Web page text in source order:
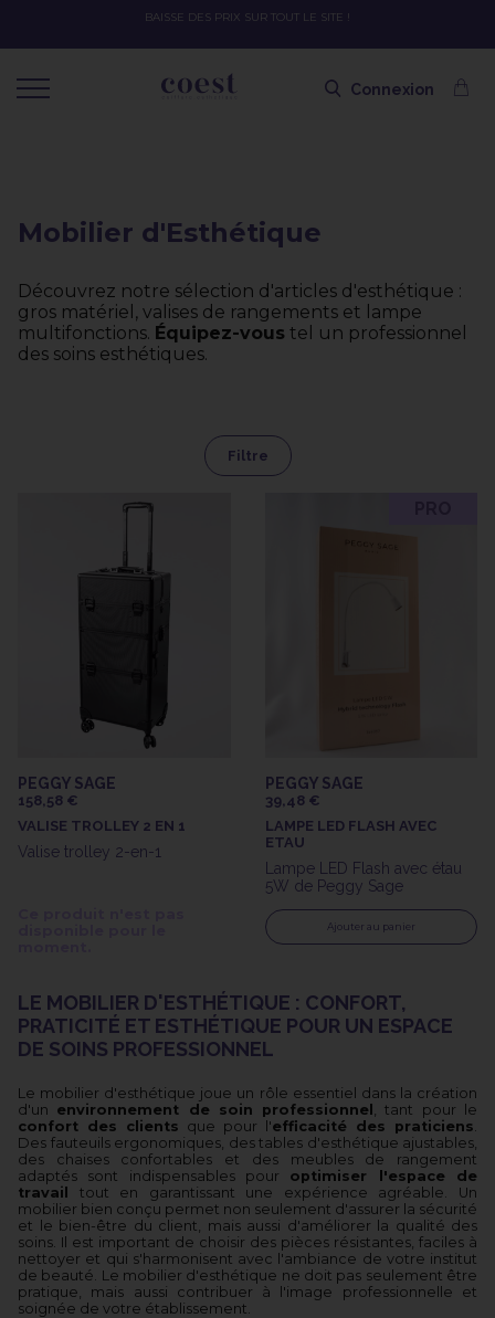
BAISSE DES PRIX SUR TOUT LE SITE !
Connexion
Mobilier d'Esthétique
Découvrez notre sélection d'articles d'esthétique :
gros matériel, valises de rangements et lampe
multifonctions. Équipez-vous tel un professionnel
des soins esthétiques.
Filtre
PEGGY SAGE
158,58 €
VALISE TROLLEY 2 EN 1
Valise trolley 2-en-1
PEGGY SAGE
39,48 €
LAMPE LED FLASH AVEC
ETAU
Lampe LED Flash avec étau
5W de Peggy Sage
Ajouter au panier
LE MOBILIER D'ESTHÉTIQUE : CONFORT,
PRATICITÉ ET ESTHÉTIQUE POUR UN ESPACE
DE SOINS PROFESSIONNEL
Le mobilier d'esthétique joue un rôle essentiel dans la création
d'un environnement de soin professionnel , tant pour le
confort des clients que pour l'efficacité des praticiens.
Des fauteuils ergonomiques, des tables d'esthétique ajustables,
des chaises confortables et des meubles de rangement
adaptés sont indispensables pour optimiser l'espace de
travail
tout en garantissant une expérience agréable. Un
mobilier bien conçu permet non seulement d'assurer la sécurité
et le bien-être du client, mais aussi d'améliorer la qualité des
soins. Il est important de choisir des pièces résistantes, faciles à
nettoyer et qui s'harmonisent avec l'ambiance de votre institut
de beauté. Le mobilier d'esthétique ne doit pas seulement être
pratique, mais aussi contribuer à l'image professionnelle et
soignée de votre établissement.